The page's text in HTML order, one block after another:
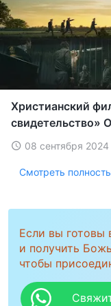
Христианский
свидетельство»
08 сентября 2024
Смотреть
Если вы готовы
и получить
чтобы